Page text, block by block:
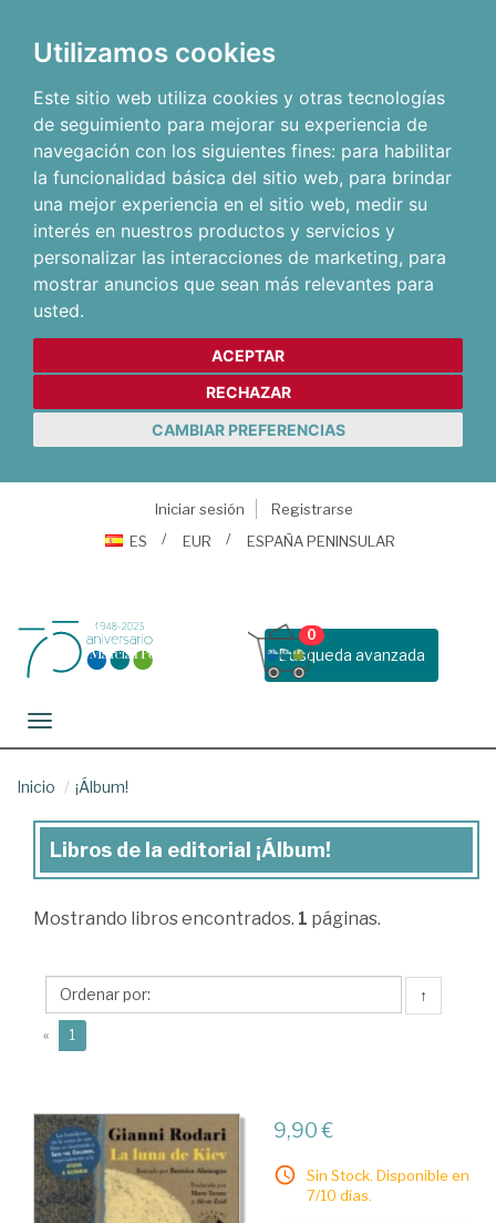
Utilizamos cookies
Este sitio web utiliza cookies y otras tecnologías
de seguimiento para mejorar su experiencia de
navegación con los siguientes fines: para habilitar
la funcionalidad básica del sitio web, para brindar
una mejor experiencia en el sitio web, medir su
interés en nuestros productos y servicios y
personalizar las interacciones de marketing, para
mostrar anuncios que sean más relevantes para
usted.
ACEPTAR
RECHAZAR
CAMBIAR PREFERENCIAS
Iniciar sesión
Registrarse
ES
EUR ESPAÑA PENINSULAR
Busqueda avanzada
0
Toggle navigation
Inicio ¡Álbum!
Libros
la
¡Álbum!
Libros de la editorial ¡Álbum!
Mostrando libros encontrados. 1 páginas.
↑
« 1
9,90 €
Sin Stock. Disponible en
7/10 días.